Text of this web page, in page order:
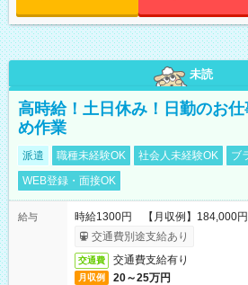
未読
高時給！土日休み！日勤のお
め作業
派遣 職種未経験OK 社会人未経験OK
ブ
WEB登録・面接OK
給与
時給1300円 【月収例】184,000
交通費別途支給あり
交通費 交通費支給有り
月収例 20～25万円